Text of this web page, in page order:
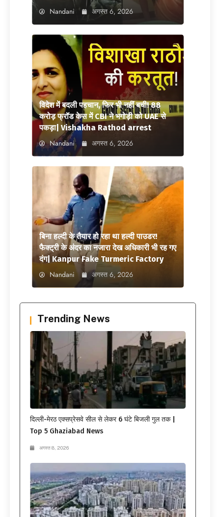
Nandani अगस्त 6, 2026
विदेश में बदली पहचान, फिर भी नहीं बची! 88
करोड़ फ्रॉड केस में CBI ने भगोड़ी को UAE से
पकड़ा| Vishakha Rathod arrest
Nandani अगस्त 6, 2026
बिना हल्दी के तैयार हो रहा था हल्दी पाउडर!
फैक्ट्री के अंदर का नजारा देख अधिकारी भी रह गए
दंग| Kanpur Fake Turmeric Factory
Nandani अगस्त 6, 2026
Trending News
दिल्ली-मेरठ एक्सप्रेसवे सील से लेकर 6 घंटे बिजली गुल तक |
Top 5 Ghaziabad News
अगस्त 8, 2026